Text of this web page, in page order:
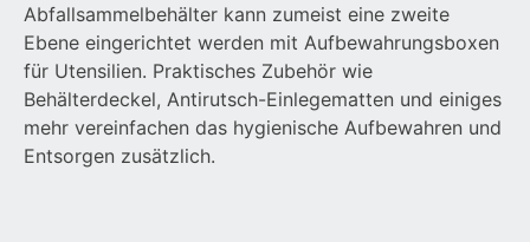
Abfallsammelbehälter kann zumeist eine zweite
Ebene eingerichtet werden mit Aufbewahrungsboxen
für Utensilien. Praktisches Zubehör wie
Behälterdeckel, Antirutsch-Einlegematten und einiges
mehr vereinfachen das hygienische Aufbewahren und
Entsorgen zusätzlich.